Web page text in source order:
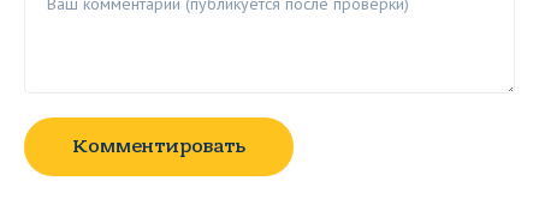
Комментировать